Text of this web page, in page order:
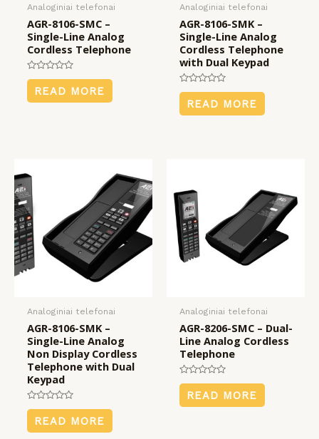
Analoginiai telefonai
AGR-8106-SMC –
Single-Line Analog
Cordless Telephone
Rated
out
of
READ MORE
Analoginiai telefonai
AGR-8106-SMK –
Single-Line Analog
Cordless Telephone
with Dual Keypad
Rated
out
of
READ MORE
Analoginiai telefonai
AGR-8106-SMK –
Single-Line Analog
Non Display Cordless
Telephone with Dual
Keypad
Rated
out
of
READ MORE
Analoginiai telefonai
AGR-8206-SMC – Dual-
Line Analog Cordless
Telephone
Rated
out
of
READ MORE